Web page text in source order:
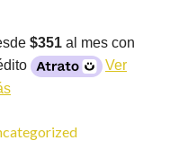
$351 al mes con
Ver